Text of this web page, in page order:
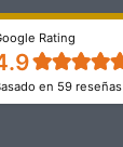
Rating
en 59 reseñas